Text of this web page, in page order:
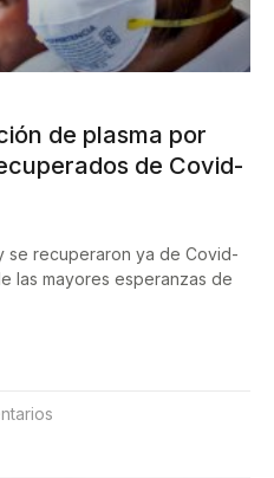
de plasma por
de Covid-
se recuperaron ya de Covid-
las mayores esperanzas de